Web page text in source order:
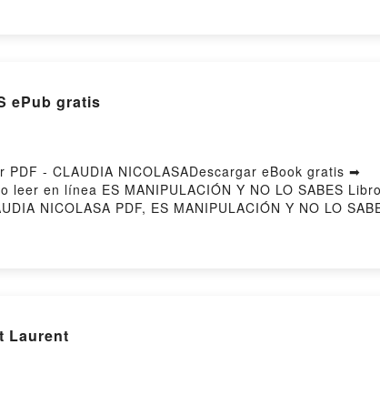
MARTA MARTÍNEZ NOVOA VK, EL SÍNDROME DE
ePub gratis
PDF - CLAUDIA NICOLASADescargar eBook gratis ➡
en línea ES MANIPULACIÓN Y NO LO SABES
NICOLASA PDF, ES MANIPULACIÓN Y NO LO
VK, ES MANIPULACIÓN Y NO LO SABES CLAUDIA
Laurent